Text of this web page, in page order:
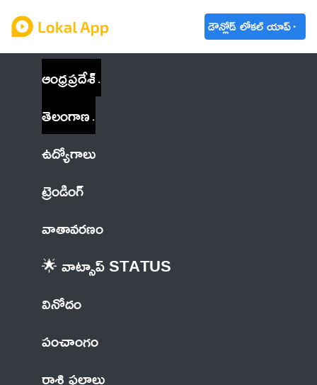
డౌన్లోడ్ లోకల్ యాప్
ఆంధ్రప్రదేశ్
తెలంగాణ
ఉద్యోగాలు
ట్రెండింగ్
వాతావరణం
🌟 వాట్సాప్ STATUS
వినోదం
పంచాంగం
రాశి ఫలాలు